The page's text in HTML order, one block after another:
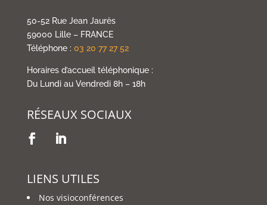
50-52 Rue Jean Jaurès
59000 Lille – FRANCE
Téléphone : 03 20 77 27 52
Horaires d’accueil téléphonique :
Du Lundi au Vendredi 8h – 18h
RÉSEAUX SOCIAUX
LIENS UTILES
Nos visioconférences